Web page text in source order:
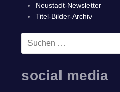
Neustadt-Newsletter
Titel-Bilder-Archiv
Suchen
social media